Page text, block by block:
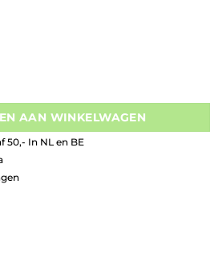
Shaft White aantal
AAN WINKELWAGEN
50,- In NL en BE